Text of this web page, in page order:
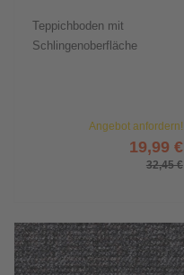
Teppichboden mit
Schlingenoberfläche
Angebot anfordern!
19,99 €
32,45 €